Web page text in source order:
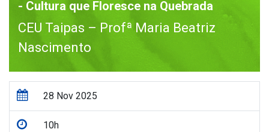
- Cultura que Floresce na Quebrada
CEU Taipas – Profª Maria Beatriz
Nascimento
28 Nov 2025
10h